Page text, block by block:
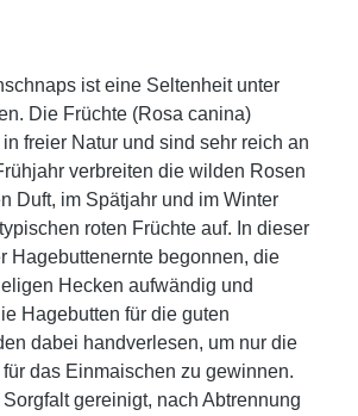
ist eine Seltenheit unter
Die Früchte (Rosa canina)
freier Natur und sind sehr reich an
verbreiten die wilden Rosen
Duft, im Spätjahr und im Winter
roten Früchte auf. In dieser
Hagebuttenernte begonnen, die
Hecken aufwändig und
Hagebutten für die guten
dabei handverlesen, um nur die
das Einmaischen zu gewinnen.
gereinigt, nach Abtrennung